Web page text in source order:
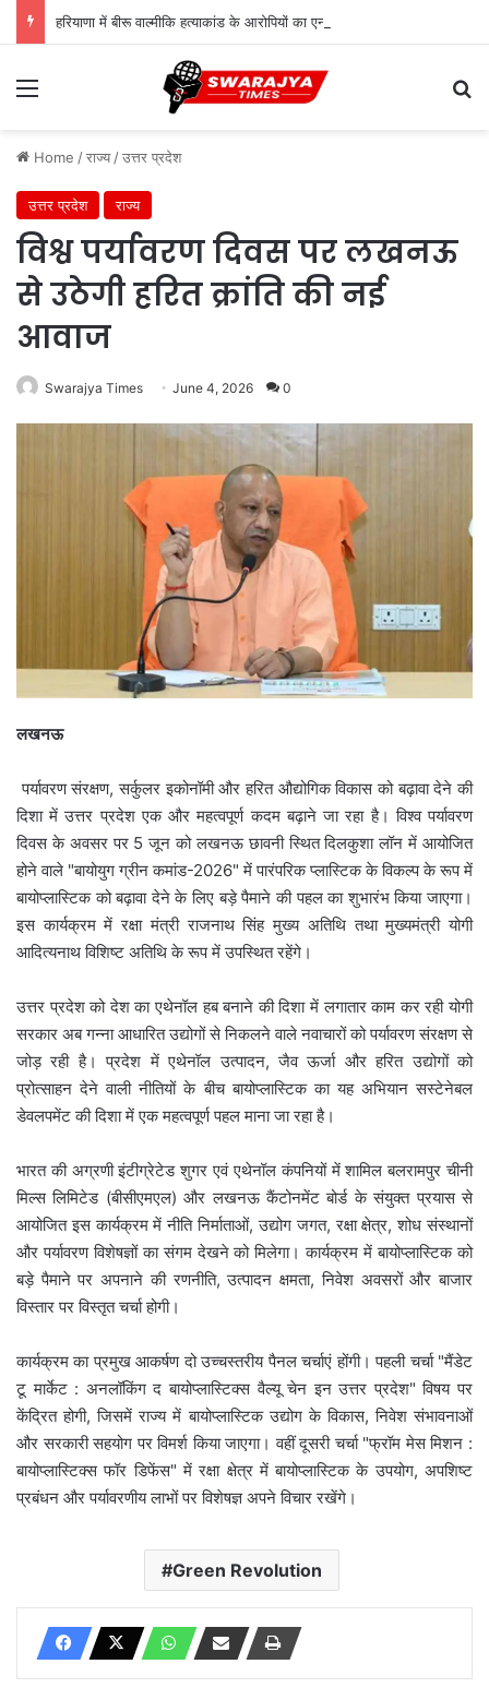
Menu
Home /राज्य /उत्तर प्रदेश
उत्तर प्रदेश राज्य
विश्व पर्यावरण दिवस पर लखनऊ
से उठेगी हरित क्रांति की नई
आवाज
Swarajya Times June 4, 2026 0
लखनऊ
पर्यावरण संरक्षण, सर्कुलर इकोनॉमी और हरित औद्योगिक विकास को बढ़ावा देने की
दिशा में उत्तर प्रदेश एक और महत्वपूर्ण कदम बढ़ाने जा रहा है। विश्व पर्यावरण
दिवस के अवसर पर 5 जून को लखनऊ छावनी स्थित दिलकुशा लॉन में आयोजित
होने वाले "बायोयुग ग्रीन कमांड-2026" में पारंपरिक प्लास्टिक के विकल्प के रूप में
बायोप्लास्टिक को बढ़ावा देने के लिए बड़े पैमाने की पहल का शुभारंभ किया जाएगा।
इस कार्यक्रम में रक्षा मंत्री राजनाथ सिंह मुख्य अतिथि तथा मुख्यमंत्री योगी
आदित्यनाथ विशिष्ट अतिथि के रूप में उपस्थित रहेंगे।
उत्तर प्रदेश को देश का एथेनॉल हब बनाने की दिशा में लगातार काम कर रही योगी
सरकार अब गन्ना आधारित उद्योगों से निकलने वाले नवाचारों को पर्यावरण संरक्षण से
जोड़ रही है। प्रदेश में एथेनॉल उत्पादन, जैव ऊर्जा और हरित उद्योगों को
प्रोत्साहन देने वाली नीतियों के बीच बायोप्लास्टिक का यह अभियान सस्टेनेबल
डेवलपमेंट की दिशा में एक महत्वपूर्ण पहल माना जा रहा है।
भारत की अग्रणी इंटीग्रेटेड शुगर एवं एथेनॉल कंपनियों में शामिल बलरामपुर चीनी
मिल्स लिमिटेड (बीसीएमएल) और लखनऊ कैंटोनमेंट बोर्ड के संयुक्त प्रयास से
आयोजित इस कार्यक्रम में नीति निर्माताओं, उद्योग जगत, रक्षा क्षेत्र, शोध संस्थानों
और पर्यावरण विशेषज्ञों का संगम देखने को मिलेगा। कार्यक्रम में बायोप्लास्टिक को
बड़े पैमाने पर अपनाने की रणनीति, उत्पादन क्षमता, निवेश अवसरों और बाजार
विस्तार पर विस्तृत चर्चा होगी।
कार्यक्रम का प्रमुख आकर्षण दो उच्चस्तरीय पैनल चर्चाएं होंगी। पहली चर्चा "मैंडेट
टू मार्केट : अनलॉकिंग द बायोप्लास्टिक्स वैल्यू चेन इन उत्तर प्रदेश" विषय पर
केंद्रित होगी, जिसमें राज्य में बायोप्लास्टिक उद्योग के विकास, निवेश संभावनाओं
और सरकारी सहयोग पर विमर्श किया जाएगा। वहीं दूसरी चर्चा "फ्रॉम मेस मिशन :
बायोप्लास्टिक्स फॉर डिफेंस" में रक्षा क्षेत्र में बायोप्लास्टिक के उपयोग, अपशिष्ट
प्रबंधन और पर्यावरणीय लाभों पर विशेषज्ञ अपने विचार रखेंगे।
Green Revolution